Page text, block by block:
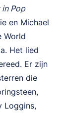
in Pop
en Michael
World
Het lied
Er zijn
die
Loggins,